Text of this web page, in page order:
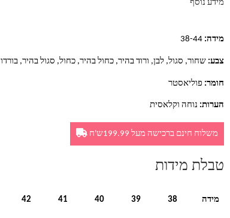
מידע נוסף
מידה: 38-44
צבע: שחור, סגול, לבן, ורוד בהיר, כחול בהיר, כחול, סגול בהיר, בורדו
חומר: פוליאסטר
הערות: נוחה וקלאסית
משלוח חינם ברכישה מעל 199.99ש'ח
טבלת מידות
מידה 38
39
40
41
42